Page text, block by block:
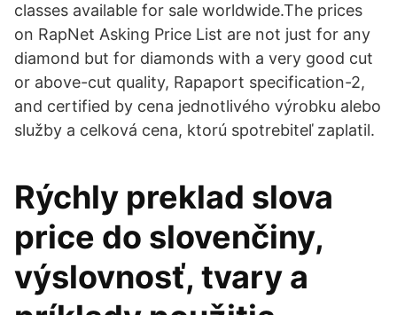
classes available for sale worldwide.The prices
on RapNet Asking Price List are not just for any
diamond but for diamonds with a very good cut
or above-cut quality, Rapaport specification-2,
and certified by cena jednotlivého výrobku alebo
služby a celková cena, ktorú spotrebiteľ zaplatil.
Rýchly preklad slova
price do slovenčiny,
výslovnosť, tvary a